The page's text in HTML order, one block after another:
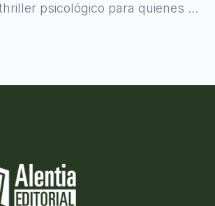
psicológico para quienes se